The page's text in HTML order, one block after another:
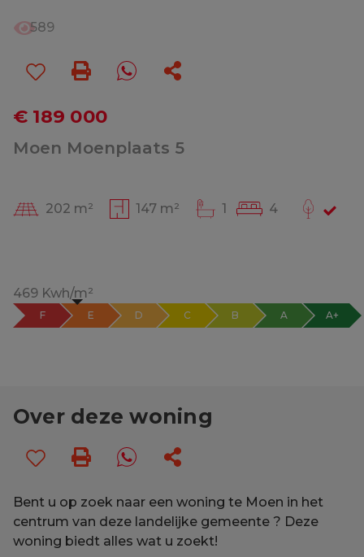
589
€ 189 000
Moen Moenplaats 5
202 m² 147 m² 1 4
469 Kwh/m²
F E D C B A A+
Over deze woning
Bent u op zoek naar een woning te Moen in het
centrum van deze landelijke gemeente ? Deze
woning biedt alles wat u zoekt!